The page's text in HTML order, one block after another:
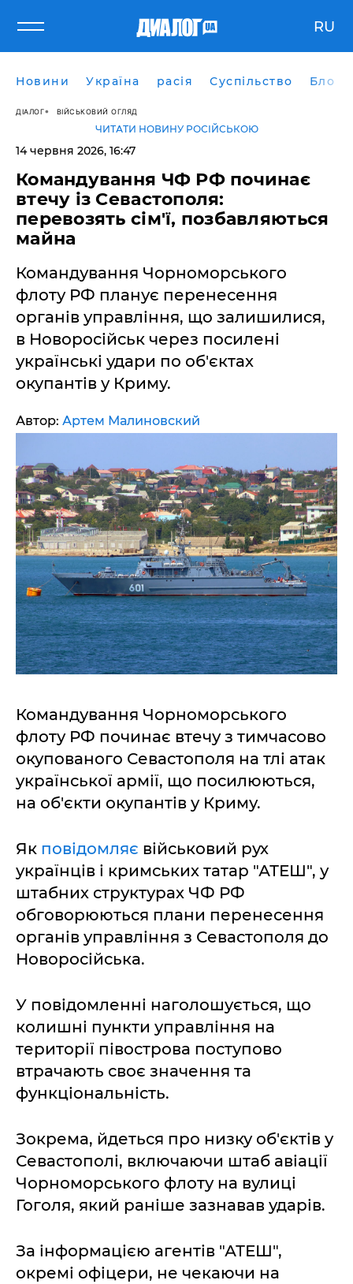
RU
Новини Україна расія Суспільство Блоги
ДІАЛОГ ВІЙСЬКОВИЙ ОГЛЯД
ЧИТАТИ НОВИНУ РОСІЙСЬКОЮ
14 червня 2026, 16:47
​Командування ЧФ РФ починає
втечу із Севастополя:
перевозять сім'ї, позбавляються
майна
Командування Чорноморського
флоту РФ планує перенесення
органів управління, що залишилися,
в Новоросійськ через посилені
українські удари по об'єктах
окупантів у Криму.
Автор: Артем Малиновский
Командування Чорноморського
флоту РФ починає втечу з тимчасово
окупованого Севастополя на тлі атак
української армії, що посилюються,
на об'єкти окупантів у Криму.
Як повідомляє військовий рух
українців і кримських татар "АТЕШ", у
штабних структурах ЧФ РФ
обговорюються плани перенесення
органів управління з Севастополя до
Новоросійська.
У повідомленні наголошується, що
колишні пункти управління на
території півострова поступово
втрачають своє значення та
функціональність.
Зокрема, йдеться про низку об'єктів у
Севастополі, включаючи штаб авіації
Чорноморського флоту на вулиці
Гоголя, який раніше зазнавав ударів.
За інформацією агентів "АТЕШ",
окремі офіцери, не чекаючи на